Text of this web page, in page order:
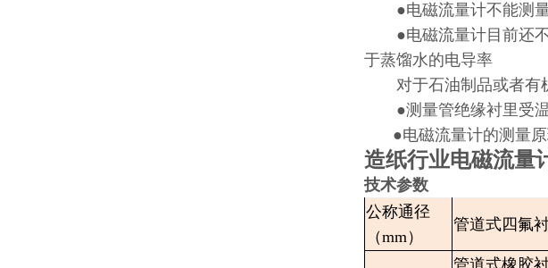
●电磁流量计不能测量
●电磁流量计目前还不
于蒸馏水的电导率
对于石油制品或者有
●测量管绝缘衬里受温
●电磁流量计的测量
造纸行业电磁流量
技术参数
公称通径
（mm）
管道式四氟
管道式橡胶